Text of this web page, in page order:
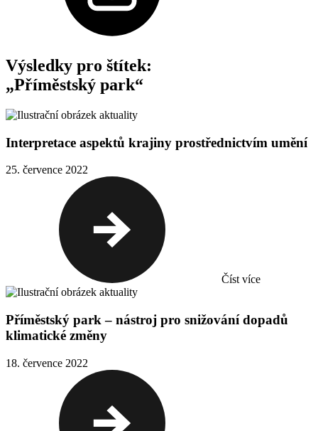
Výsledky pro štítek:
„Příměstský park“
Interpretace aspektů krajiny prostřednictvím umění
25. července 2022
Číst více
Příměstský park – nástroj pro snižování dopadů
klimatické změny
18. července 2022